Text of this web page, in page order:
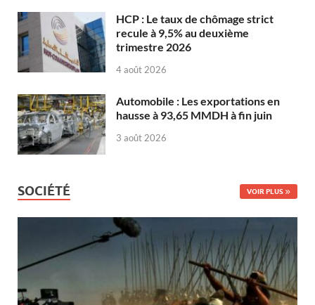
HCP : Le taux de chômage strict
recule à 9,5% au deuxième
trimestre 2026
4 août 2026
Automobile : Les exportations en
hausse à 93,65 MMDH à fin juin
3 août 2026
SOCIÉTÉ VOIR PLUS